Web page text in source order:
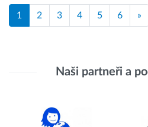
1 2 3 4 5 6 »
Naši partneři a